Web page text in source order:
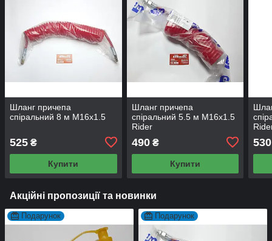
Шланг причепа
спіральний 8 м М16x1.5
525 ₴
Купити
Шланг причепа
спіральний 5.5 м М16x1.5
Rider
490₴
Купити
530
Акційні пропозиції та новинки
Подарунок Подарунок